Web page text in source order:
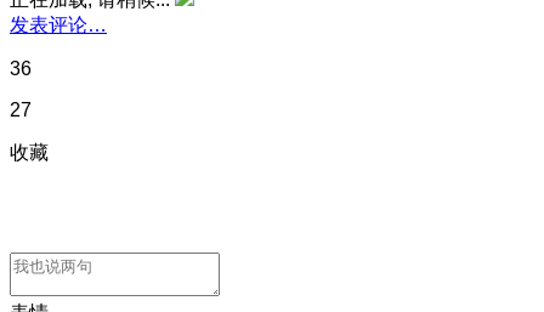
发表评论…
36
27
收藏